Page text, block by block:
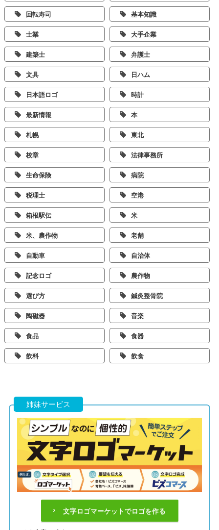
回転寿司 基本知識
士業 大手企業
建築士 弁護士
文具 日ハム
日本語ロゴ 時計
最新情報 本
札幌 東北
校章 法律事務所
生命保険 病院
税理士 空港
箱根駅伝 米
米、農作物 老舗
自動車 自治体
記念ロゴ 農作物
選び方 鍼灸整骨院
陶磁器 音楽
食品 食器
飲料 飲食
姉妹サービス
文字ロゴマーケットでロゴを作る